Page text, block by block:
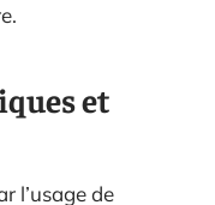
et
l’usage de